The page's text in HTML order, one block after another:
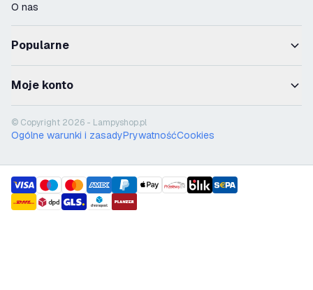
O nas
Popularne
Moje konto
© Copyright 2026 - Lampyshop.pl
Ogólne warunki i zasadyPrywatnośćCookies
payment methods
shipment methods